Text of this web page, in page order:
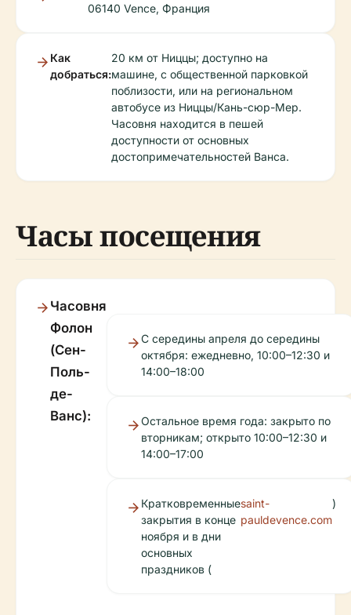
06140 Vence, Франция
Как
добраться:
20 км от Ниццы; доступно на
машине, с общественной парковкой
поблизости, или на региональном
автобусе из Ниццы/Кань-сюр-Мер.
Часовня находится в пешей
доступности от основных
достопримечательностей Ванса.
Часы посещения
Часовня
Фолон
(Сен-
Поль-
де-
Ванс):
С середины апреля до середины
октября: ежедневно, 10:00–12:30 и
14:00–18:00
Остальное время года: закрыто по
вторникам; открыто 10:00–12:30 и
14:00–17:00
Кратковременные
закрытия в конце
ноября и в дни
основных
праздников (
saint-
pauldevence.com
)